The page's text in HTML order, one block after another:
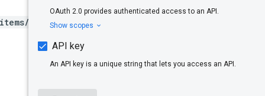
Status
items/*}:fetchStatus